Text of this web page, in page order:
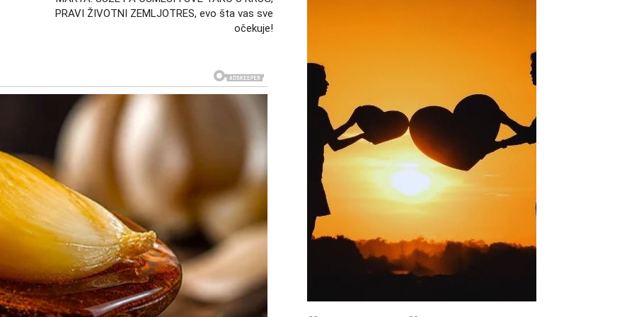
odnosi se na emocije. Device koje su dugo
racionalne sada će se suočiti sa naletom dubokih
naročito kada se pokaže da neki ljudi nisu
takva otkrića imaju snažan karmički značaj jer
doživeti neočekivane nalete sreće. Susreti,
probuditi nadu i doneti osećaj da sudbina ipak ima
NA ŽIVOT
PRAVI ŽIVOTNI ZEMLJOTRES, evo šta vas sve
očekuje!